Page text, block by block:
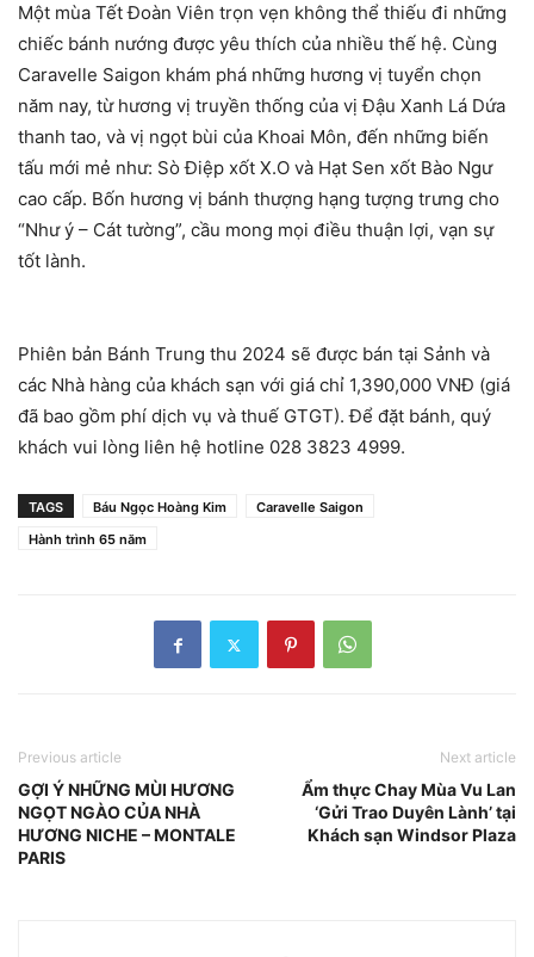
Một mùa Tết Đoàn Viên trọn vẹn không thể thiếu đi những
chiếc bánh nướng được yêu thích của nhiều thế hệ. Cùng
Caravelle Saigon khám phá những hương vị tuyển chọn
năm nay, từ hương vị truyền thống của vị Đậu Xanh Lá Dứa
thanh tao, và vị ngọt bùi của Khoai Môn, đến những biến
tấu mới mẻ như: Sò Điệp xốt X.O và Hạt Sen xốt Bào Ngư
cao cấp. Bốn hương vị bánh thượng hạng tượng trưng cho
“Như ý – Cát tường”, cầu mong mọi điều thuận lợi, vạn sự
tốt lành.
Phiên bản Bánh Trung thu 2024 sẽ được bán tại Sảnh và
các Nhà hàng của khách sạn với giá chỉ 1,390,000 VNĐ (giá
đã bao gồm phí dịch vụ và thuế GTGT). Để đặt bánh, quý
khách vui lòng liên hệ hotline 028 3823 4999.
TAGS Báu Ngọc Hoàng Kim
Caravelle Saigon
Hành trình 65 năm
Previous article
GỢI Ý NHỮNG MÙI HƯƠNG
NGỌT NGÀO CỦA NHÀ
HƯƠNG NICHE – MONTALE
PARIS
Next article
Ẩm thực Chay Mùa Vu Lan
‘Gửi Trao Duyên Lành’ tại
Khách sạn Windsor Plaza